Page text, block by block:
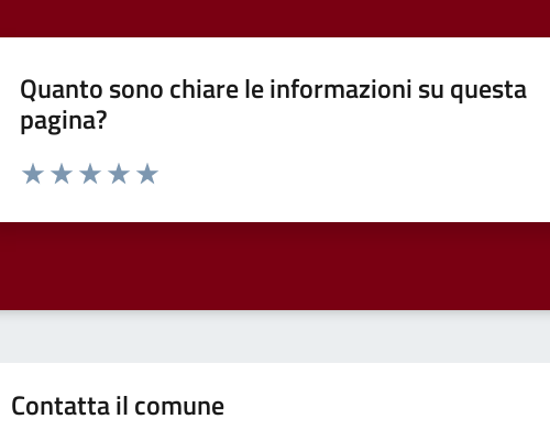
Quanto sono chiare le informazioni su questa
pagina?
Valuta da 1 a 5 stelle la pagina
Contatta il comune